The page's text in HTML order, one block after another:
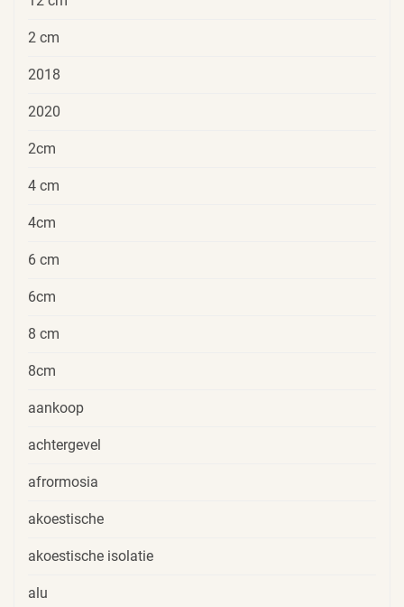
2 cm
2018
2020
2cm
4 cm
4cm
6 cm
6cm
8 cm
8cm
aankoop
achtergevel
afrormosia
akoestische
akoestische isolatie
alu